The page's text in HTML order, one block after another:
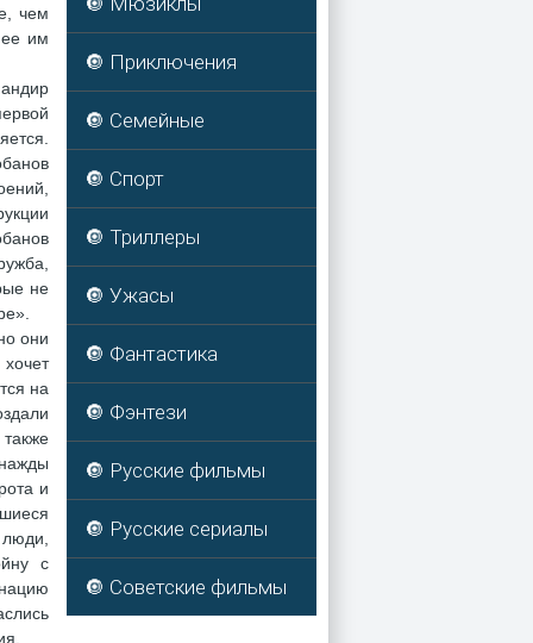
🔘 Приключения
🔘 Семейные
🔘 Спорт
🔘 Триллеры
🔘 Ужасы
🔘 Фантастика
🔘 Фэнтези
🔘 Русские фильмы
🔘 Русские сериалы
🔘 Советские фильмы
чем
им
не
они
на
и
с